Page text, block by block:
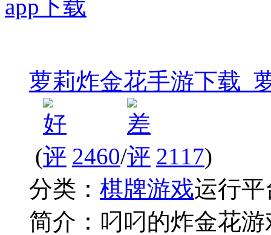
萝莉炸金花手游下载_
( 2460/ 2117)
分类： 棋牌游戏运行平
简介： 叼叼的炸金花